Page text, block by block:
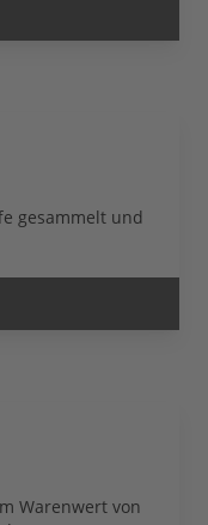
gesammelt und
Warenwert von